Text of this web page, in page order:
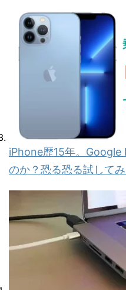
iPhone歴15年。Google
のか？恐る恐る試してみ